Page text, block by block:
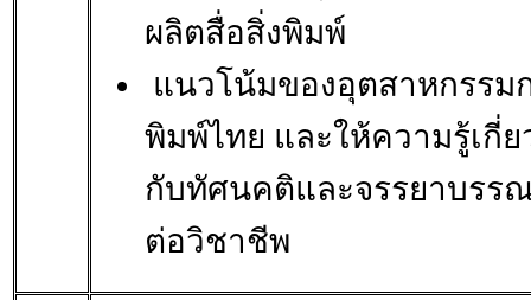
ผลิตสื่อสิ่งพิมพ์
แนวโน้มของอุตสาหกรรม
พิมพ์ไทย และให้ความรู้เกี่ย
กับทัศนคติและจรรยาบรร
ต่อวิชาชีพ